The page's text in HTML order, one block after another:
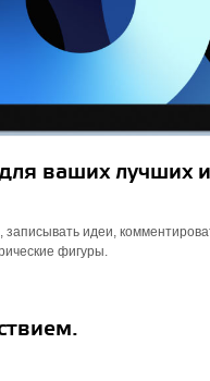
ваших лучших
записывать идеи,
фигуры.